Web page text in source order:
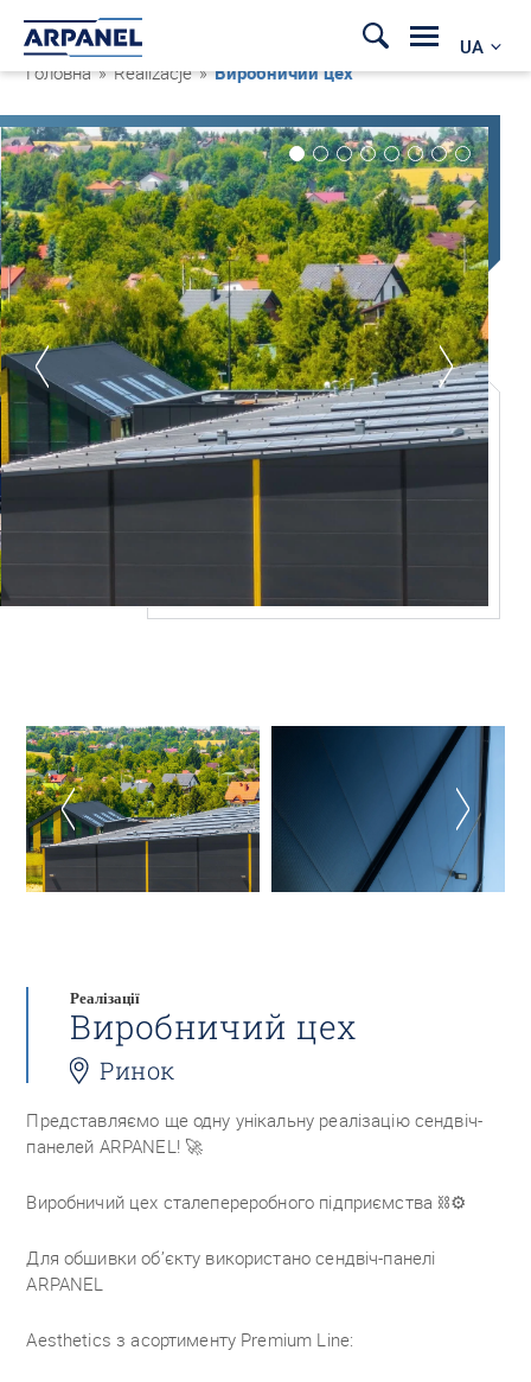
UA
Головна » Realizacje »Виробничий цех
Реалізації
Виробничий цех
Ринок
Представляємо ще одну унікальну реалізацію сендвіч-
панелей ARPANEL! 🚀
Виробничий цех сталепереробного підприємства ⛓️⚙️
Для обшивки об’єкту використано сендвіч-панелі
ARPANEL
Aesthetics з асортименту Premium Line: